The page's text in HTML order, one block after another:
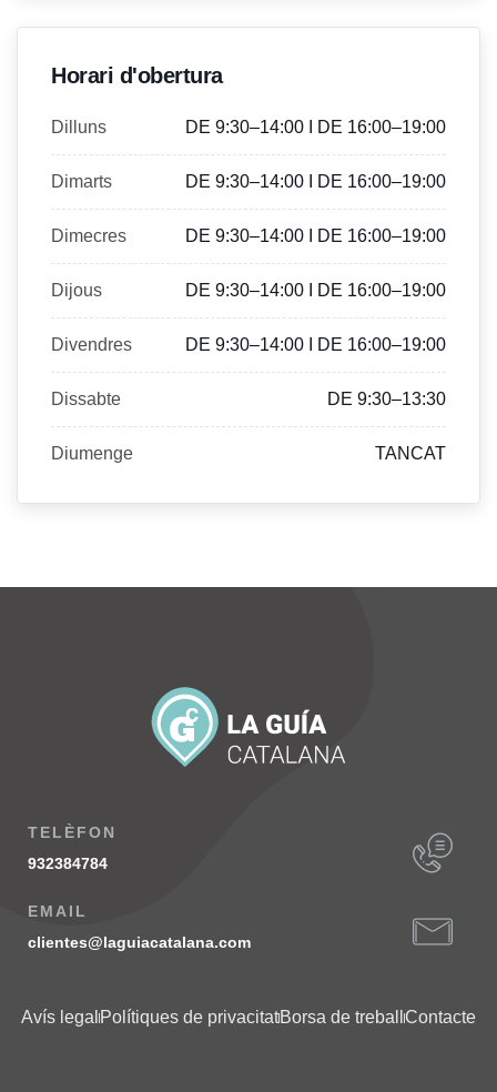
Horari d'obertura
Dilluns DE 9:30–14:00 I DE 16:00–19:00
Dimarts DE 9:30–14:00 I DE 16:00–19:00
Dimecres DE 9:30–14:00 I DE 16:00–19:00
Dijous DE 9:30–14:00 I DE 16:00–19:00
Divendres DE 9:30–14:00 I DE 16:00–19:00
Dissabte DE 9:30–13:30
Diumenge TANCAT
TELÈFON
932384784
EMAIL
clientes@laguiacatalana.com
Avís legal Polítiques de privacitatBorsa de treball Contacte